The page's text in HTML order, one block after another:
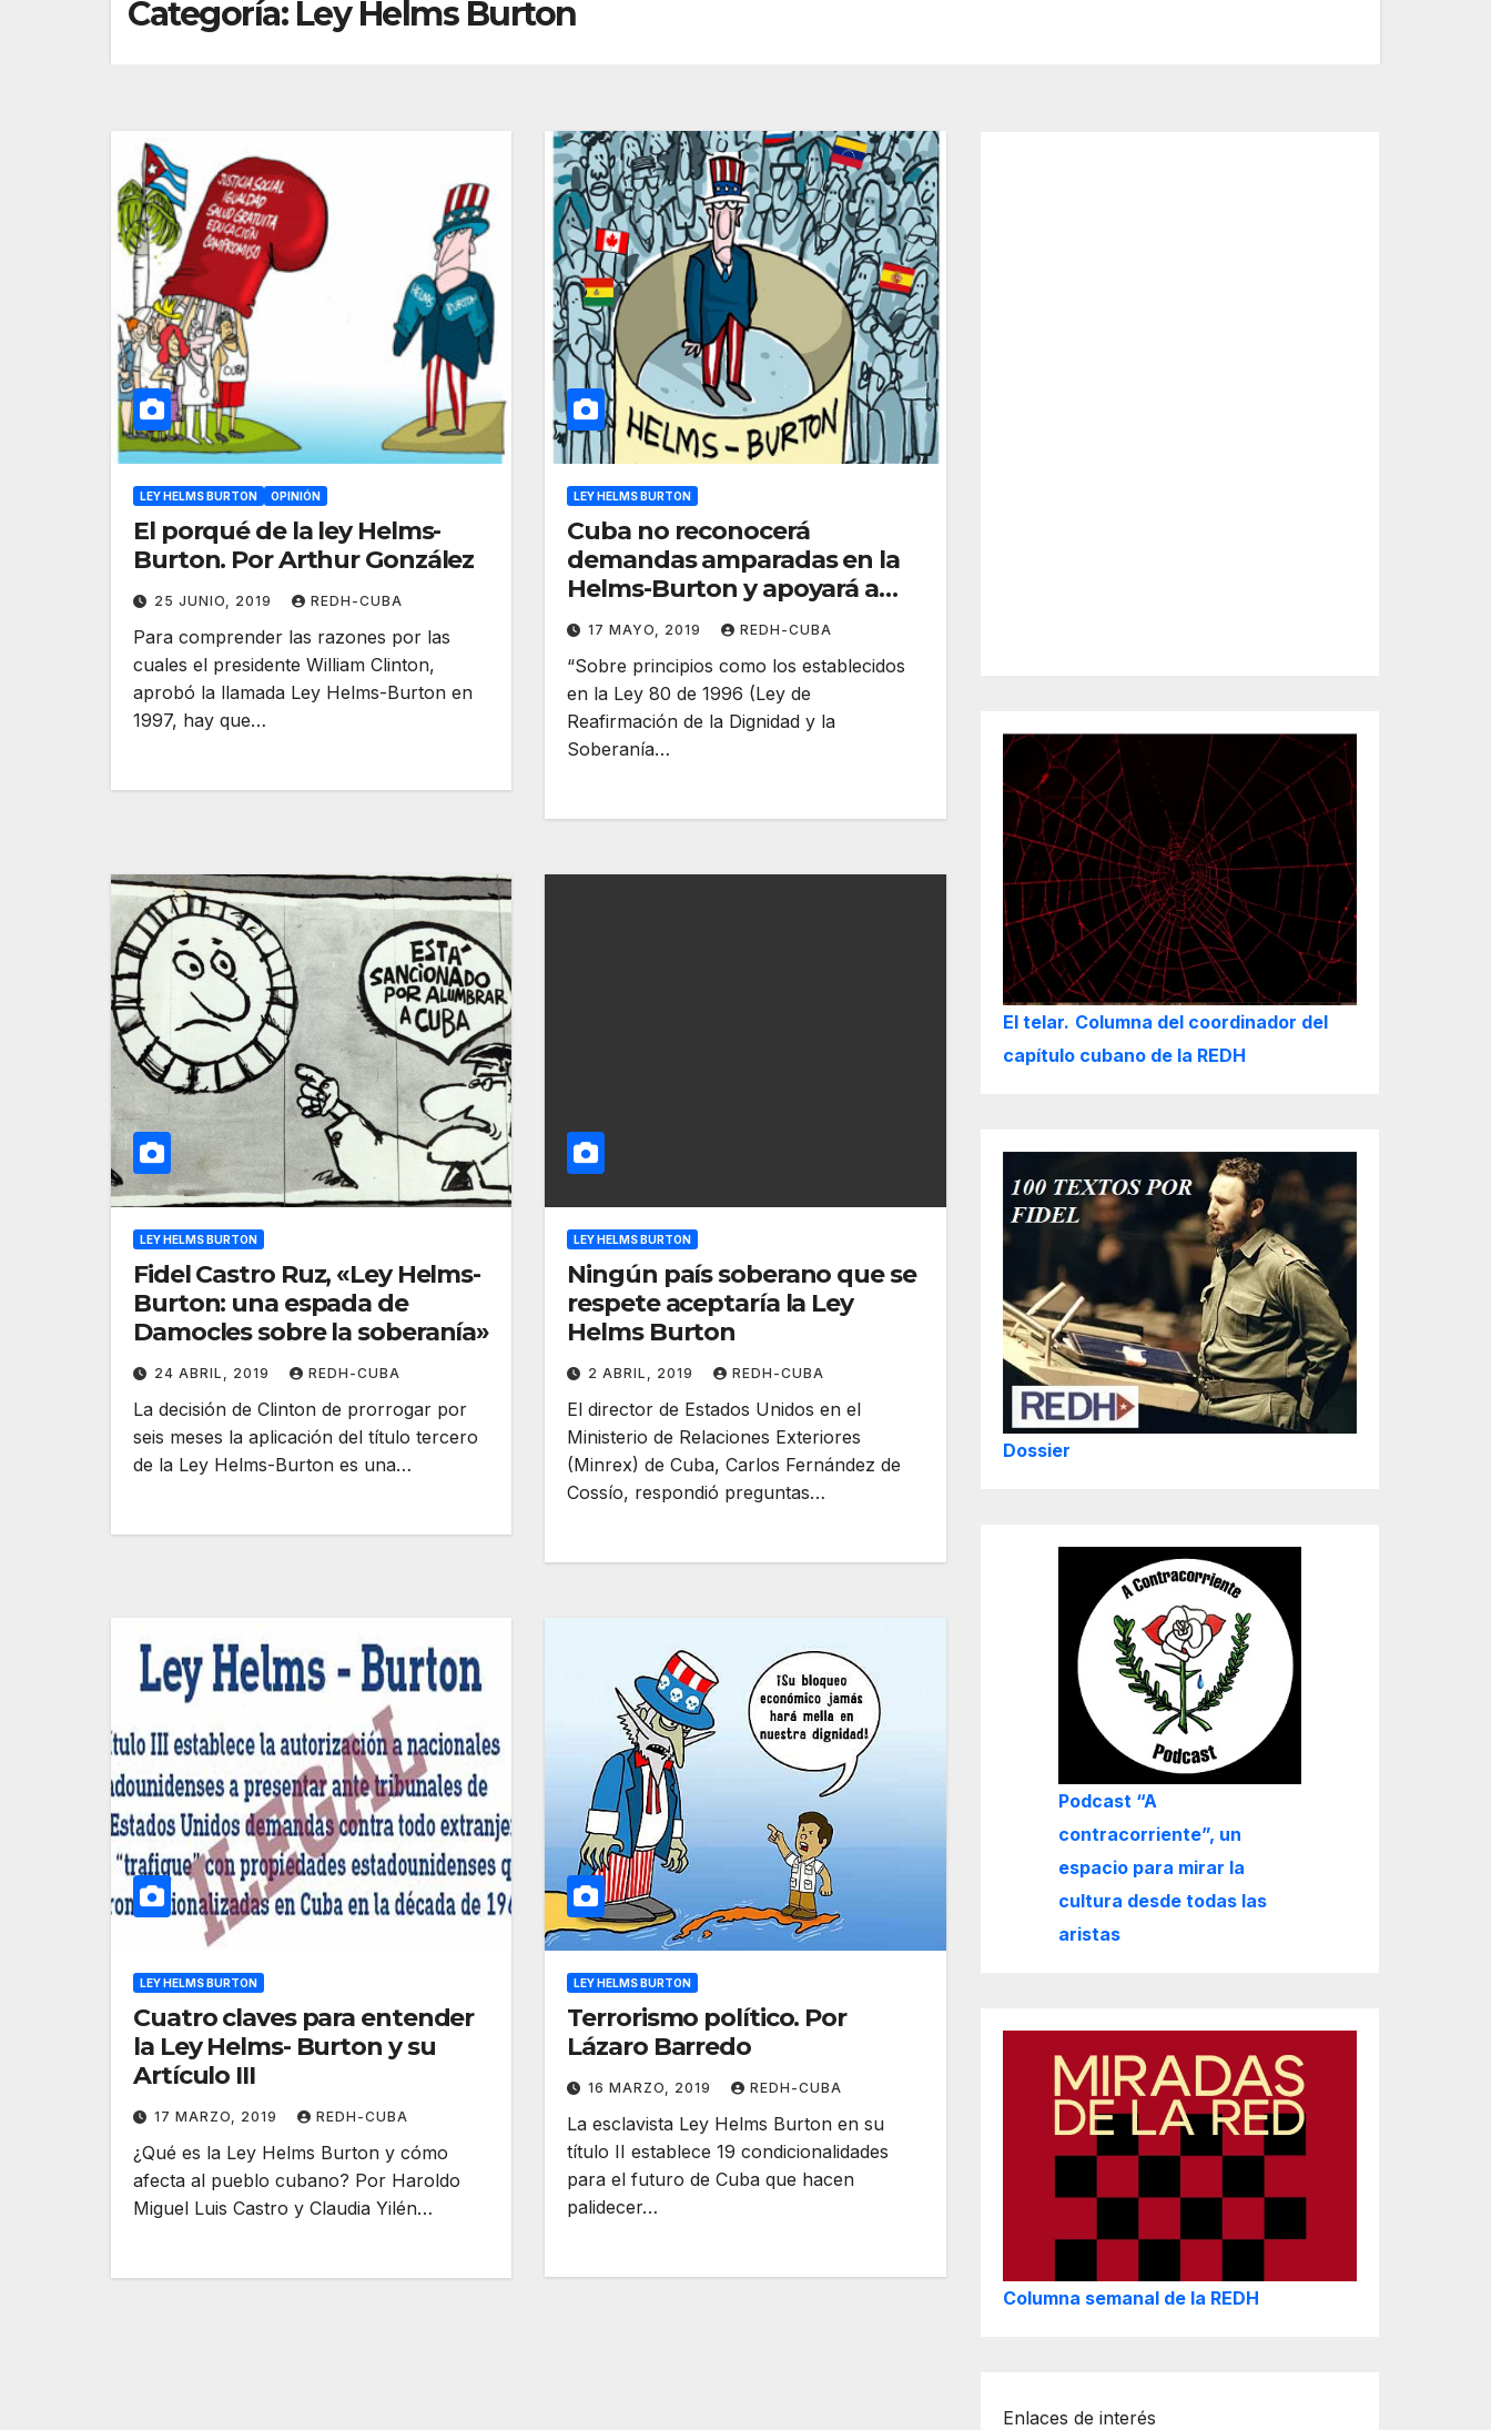
Categoría: Ley Helms Burton
LEY HELMS BURTON OPINIÓN
El porqué de la ley Helms-
Burton. Por Arthur González
25 JUNIO, 2019 REDH-CUBA
Para comprender las razones por las
cuales el presidente William Clinton,
aprobó la llamada Ley Helms-Burton en
1997, hay que…
LEY HELMS BURTON
Cuba no reconocerá
demandas amparadas en la
Helms-Burton y apoyará a
inversionistas extranjeros
17 MAYO, 2019 REDH-CUBA
“Sobre principios como los establecidos
en la Ley 80 de 1996 (Ley de
Reafirmación de la Dignidad y la
Soberanía…
LEY HELMS BURTON
Fidel Castro Ruz, «Ley Helms-
Burton: una espada de
Damocles sobre la soberanía»
24 ABRIL, 2019 REDH-CUBA
La decisión de Clinton de prorrogar por
seis meses la aplicación del título tercero
de la Ley Helms-Burton es una…
LEY HELMS BURTON
Ningún país soberano que se
respete aceptaría la Ley
Helms Burton
2 ABRIL, 2019 REDH-CUBA
El director de Estados Unidos en el
Ministerio de Relaciones Exteriores
(Minrex) de Cuba, Carlos Fernández de
Cossío, respondió preguntas…
LEY HELMS BURTON
Cuatro claves para entender
la Ley Helms- Burton y su
Artículo III
17 MARZO, 2019 REDH-CUBA
¿Qué es la Ley Helms Burton y cómo
afecta al pueblo cubano? Por Haroldo
Miguel Luis Castro y Claudia Yilén…
LEY HELMS BURTON
Terrorismo político. Por
Lázaro Barredo
16 MARZO, 2019 REDH-CUBA
La esclavista Ley Helms Burton en su
título II establece 19 condicionalidades
para el futuro de Cuba que hacen
palidecer…
El telar. Columna del coordinador del
capítulo cubano de la REDH
Dossier
Podcast “A
contracorriente”, un
espacio para mirar la
cultura desde todas las
aristas
Columna semanal de la REDH
Enlaces de interés